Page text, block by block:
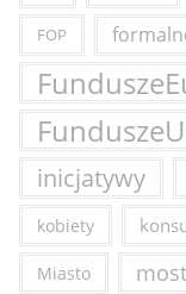
FOP
inicjatywy
kobiety
Miasto